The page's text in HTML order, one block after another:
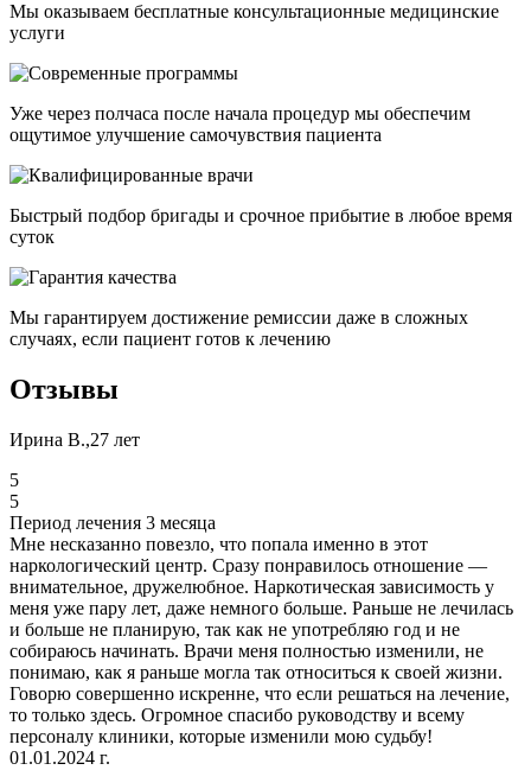
Мы оказываем бесплатные консультационные медицинские
услуги
Уже через полчаса после начала процедур мы обеспечим
ощутимое улучшение самочувствия пациента
Быстрый подбор бригады и срочное прибытие в любое время
суток
Мы гарантируем достижение ремиссии даже в сложных
случаях, если пациент готов к лечению
Отзывы
Ирина В.,27 лет
5
5
Период лечения 3 месяца
Мне несказанно повезло, что попала именно в этот
наркологический центр. Сразу понравилось отношение —
внимательное, дружелюбное. Наркотическая зависимость у
меня уже пару лет, даже немного больше. Раньше не лечилась
и больше не планирую, так как не употребляю год и не
собираюсь начинать. Врачи меня полностью изменили, не
понимаю, как я раньше могла так относиться к своей жизни.
Говорю совершенно искренне, что если решаться на лечение,
то только здесь. Огромное спасибо руководству и всему
персоналу клиники, которые изменили мою судьбу!
01.01.2024 г.